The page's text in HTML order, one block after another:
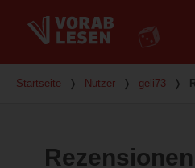
Du bist hier
Startseite ❭ Nutzer ❭ geli73 ❭